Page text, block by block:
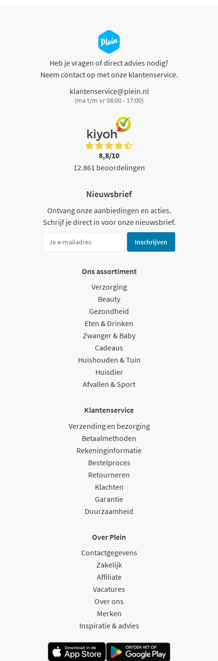
Heb je vragen of direct advies nodig?
Neem contact op met onze klantenservice.
klantenservice@plein.nl
(ma t/m vr 08:00 - 17:00)
8,8/10
12.861 beoordelingen
Nieuwsbrief
Ontvang onze aanbiedingen en acties.
Schrijf je direct in voor onze nieuwsbrief.
Inschrijven
Ons assortiment
Verzorging
Beauty
Gezondheid
Eten & Drinken
Zwanger & Baby
Cadeaus
Huishouden & Tuin
Huisdier
Afvallen & Sport
Klantenservice
Verzending en bezorging
Betaalmethoden
Rekeninginformatie
Bestelproces
Retourneren
Klachten
Garantie
Duurzaamheid
Over Plein
Contactgegevens
Zakelijk
Affiliate
Vacatures
Over ons
Merken
Inspiratie & advies